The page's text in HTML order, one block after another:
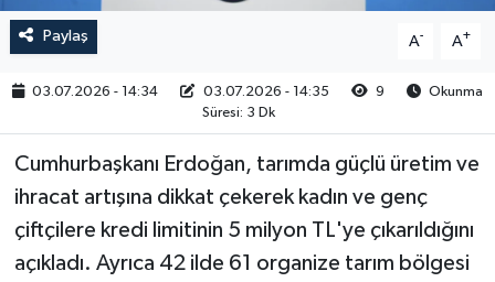
Paylaş A- A+
03.07.2026 - 14:34 03.07.2026 - 14:35 9
Okunma
Süresi: 3 Dk
Cumhurbaşkanı Erdoğan, tarımda güçlü üretim ve
ihracat artışına dikkat çekerek kadın ve genç
çiftçilere kredi limitinin 5 milyon TL'ye çıkarıldığını
açıkladı. Ayrıca 42 ilde 61 organize tarım bölgesi